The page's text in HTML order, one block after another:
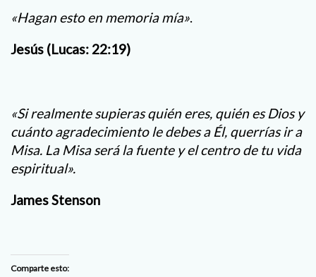
«Hagan esto en memoria mía».
Jesús (Lucas: 22:19)
«Si realmente supieras quién eres, quién es Dios y
cuánto agradecimiento le debes a Él, querrías ir a
Misa. La Misa será la fuente y el centro de tu vida
espiritual».
James Stenson
Comparte esto: